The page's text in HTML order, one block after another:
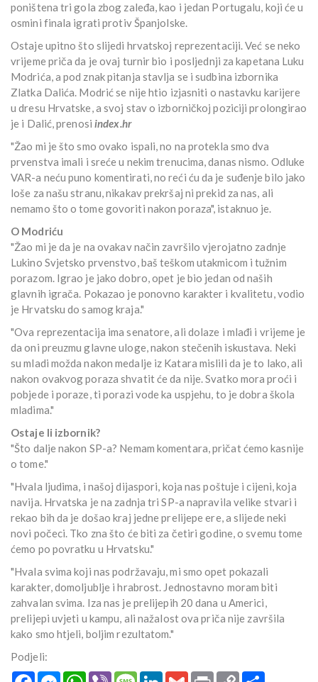
poništena tri gola zbog zaleđa, kao i jedan Portugalu, koji će u
osmini finala igrati protiv Španjolske.
Ostaje upitno što slijedi hrvatskoj reprezentaciji. Već se neko
vrijeme priča da je ovaj turnir bio i posljednji za kapetana Luku
Modrića, a pod znak pitanja stavlja se i sudbina izbornika
Zlatka Dalića. Modrić se nije htio izjasniti o nastavku karijere
u dresu Hrvatske, a svoj stav o izborničkoj poziciji prolongirao
je i Dalić, prenosi index.hr
"Žao mi je što smo ovako ispali, no na protekla smo dva
prvenstva imali i sreće u nekim trenucima, danas nismo. Odluke
VAR-a neću puno komentirati, no reći ću da je suđenje bilo jako
loše za našu stranu, nikakav prekršaj ni prekid za nas, ali
nemamo što o tome govoriti nakon poraza", istaknuo je.
O Modriću
"Žao mi je da je na ovakav način završilo vjerojatno zadnje
Lukino Svjetsko prvenstvo, baš teškom utakmicom i tužnim
porazom. Igrao je jako dobro, opet je bio jedan od naših
glavnih igrača. Pokazao je ponovno karakter i kvalitetu, vodio
je Hrvatsku do samog kraja."
"Ova reprezentacija ima senatore, ali dolaze i mlađi i vrijeme je
da oni preuzmu glavne uloge, nakon stečenih iskustava. Neki
su mladi možda nakon medalje iz Katara mislili da je to lako, ali
nakon ovakvog poraza shvatit će da nije. Svatko mora proći i
pobjede i poraze, ti porazi vode ka uspjehu, to je dobra škola
mladima."
Ostaje li izbornik?
"Što dalje nakon SP-a? Nemam komentara, pričat ćemo kasnije
o tome."
"Hvala ljudima, i našoj dijaspori, koja nas poštuje i cijeni, koja
navija. Hrvatska je na zadnja tri SP-a napravila velike stvari i
rekao bih da je došao kraj jedne prelijepe ere, a slijede neki
novi počeci. Tko zna što će biti za četiri godine, o svemu tome
ćemo po povratku u Hrvatsku."
"Hvala svima koji nas podržavaju, mi smo opet pokazali
karakter, domoljublje i hrabrost. Jednostavno moram biti
zahvalan svima. Iza nas je prelijepih 20 dana u Americi,
prelijepi uvjeti u kampu, ali nažalost ova priča nije završila
kako smo htjeli, boljim rezultatom."
Podjeli:
FacebookMessengerWhatsApp
Viber MessageLinkedInGmail Print Copy